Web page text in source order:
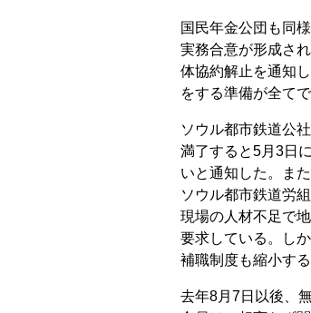
国民年金公団も同
実務合意が形成さ
体協約解止を通知
をする準備が全て
ソウル都市鉄道公
満了すると5月3日
いと通知した。ま
ソウル都市鉄道労
現場の人材不足で
要求している。し
補職制度も縮小す
去年8月7日以後、